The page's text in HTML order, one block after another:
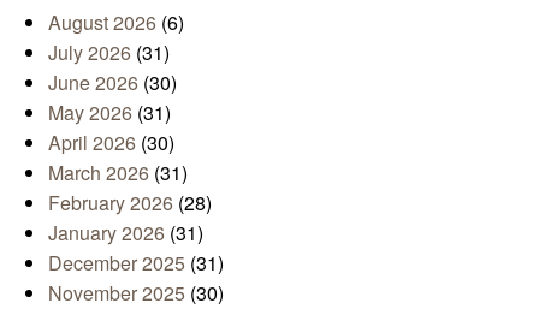
August 2026 (6)
July 2026 (31)
June 2026 (30)
May 2026 (31)
April 2026 (30)
March 2026 (31)
February 2026 (28)
January 2026 (31)
December 2025 (31)
November 2025 (30)